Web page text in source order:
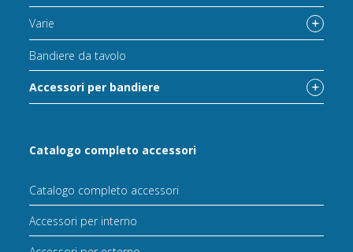
Varie
Bandiere da tavolo
Accessori per bandiere
Catalogo completo accessori
Catalogo completo accessori
Accessori per interno